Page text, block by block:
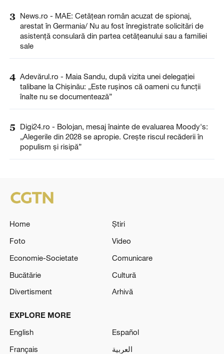
3 News.ro - MAE: Cetăţean român acuzat de spionaj,
arestat în Germania/ Nu au fost înregistrate solicitări de
asistenţă consulară din partea cetăţeanului sau a familiei
sale
4 Adevărul.ro - Maia Sandu, după vizita unei delegației
talibane la Chișinău: „Este rușinos că oameni cu funcții
înalte nu se documentează”
5
Digi24.ro - Bolojan, mesaj înainte de evaluarea Moody's:
„Alegerile din 2028 se apropie. Crește riscul recăderii în
populism și risipă”
Home
Știri
Foto
Video
Economie-Societate
Comunicare
Bucătărie
Cultură
Divertisment
Arhivă
EXPLORE MORE
English
Español
Français
العربية